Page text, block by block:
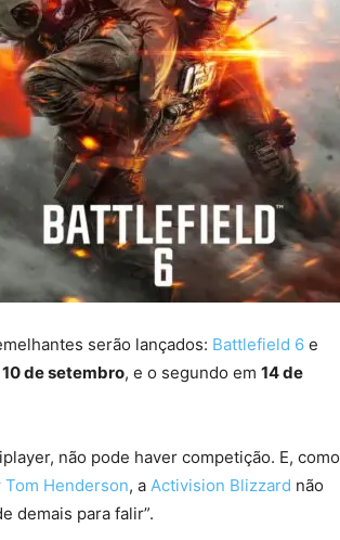
serão lançados: Battlefield 6 e
10 de setembro, e o segundo em 14 de
não pode haver competição. E, como
Tom Henderson, a Activision Blizzard não
demais para falir”.